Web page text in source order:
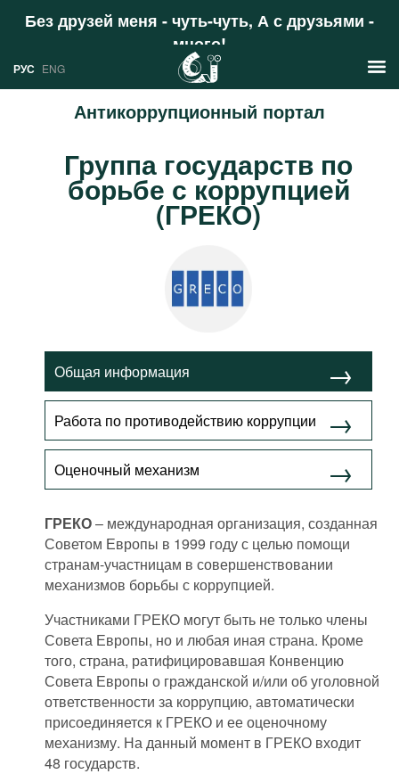
Без друзей меня - чуть-чуть, А с друзьями -
много!
Поддержать
РУС ENG
Антикоррупционный портал
Аналитика
Международных организаций
Документы международных
организаций
Фильмы
Подкасты
Книжная полка
Группа государств по
борьбе с коррупцией
(ГРЕКО)
Общая информация
Работа по противодействию коррупции
Оценочный механизм
ГРЕКО– международная организация, созданная
Советом Европы в 1999 году с целью помощи
странам-участницам в совершенствовании
механизмов борьбы с коррупцией.
Участниками ГРЕКО могут быть не только члены
Совета Европы, но и любая иная страна. Кроме
того, страна, ратифицировавшая Конвенцию
Совета Европы о гражданской и/или об уголовной
ответственности за коррупцию, автоматически
присоединяется к ГРЕКО и ее оценочному
механизму. На данный момент в ГРЕКО входит
48 государств.